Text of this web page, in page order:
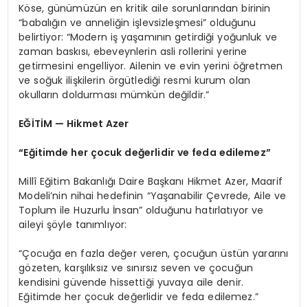
Köse, günümüzün en kritik aile sorunlarından birinin
“babalığın ve anneliğin işlevsizleşmesi” olduğunu
belirtiyor: “Modern iş yaşamının getirdiği yoğunluk ve
zaman baskısı, ebeveynlerin asli rollerini yerine
getirmesini engelliyor. Ailenin ve evin yerini öğretmen
ve soğuk ilişkilerin örgütlediği resmi kurum olan
okulların doldurması mümkün değildir.”
EĞİTİM — Hikmet Azer
“Eğitimde her çocuk değerlidir ve feda edilemez”
Millî Eğitim Bakanlığı Daire Başkanı Hikmet Azer, Maarif
Modeli’nin nihai hedefinin “Yaşanabilir Çevrede, Aile ve
Toplum ile Huzurlu İnsan” olduğunu hatırlatıyor ve
aileyi şöyle tanımlıyor:
“Çocuğa en fazla değer veren, çocuğun üstün yararını
gözeten, karşılıksız ve sınırsız seven ve çocuğun
kendisini güvende hissettiği yuvaya aile denir.
Eğitimde her çocuk değerlidir ve feda edilemez.”